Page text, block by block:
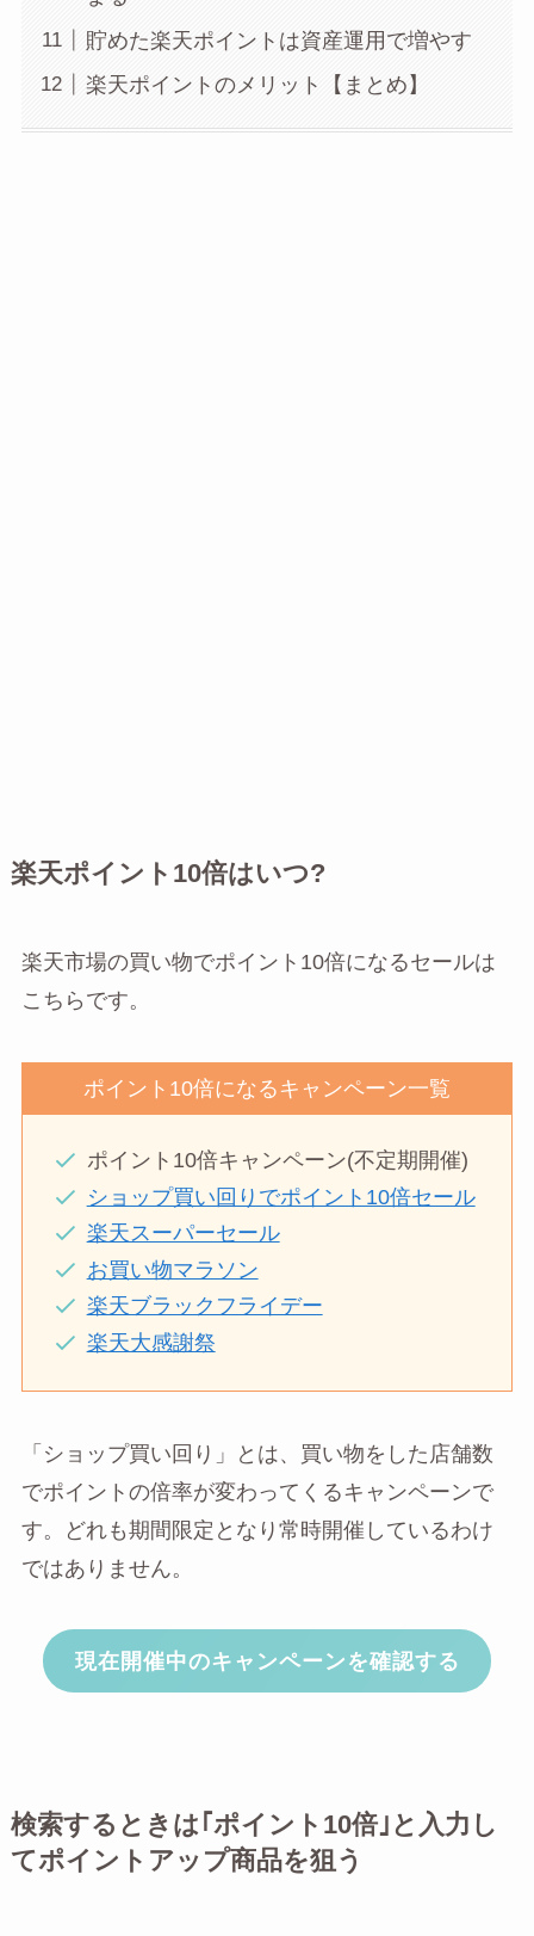
貯めた楽天ポイントは資産運用で増やす
楽天ポイントのメリット【まとめ】
楽天ポイント10倍はいつ?
楽天市場の買い物でポイント10倍になるセールは
こちらです。
ポイント10倍になるキャンペーン一覧
ポイント10倍キャンペーン(不定期開催)
ショップ買い回りでポイント10倍セール
楽天スーパーセール
お買い物マラソン
楽天ブラックフライデー
楽天大感謝祭
「ショップ買い回り」とは、買い物をした店舗数
でポイントの倍率が変わってくるキャンペーンで
す。どれも期間限定となり常時開催しているわけ
ではありません。
現在開催中のキャンペーンを確認する
検索するときは｢ポイント10倍｣と入力し
てポイントアップ商品を狙う